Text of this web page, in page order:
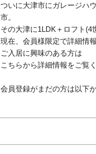
ついに大津市にガレージハ
市。
その大津に1LDK＋ロフト(4
現在、会員様限定で詳細情
ご入居に興味のある方は
こちらから詳細情報をご覧く
会員登録がまだの方は以下